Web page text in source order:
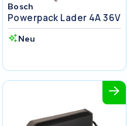
Bosch
Powerpack Lader 4A 36V
Neu